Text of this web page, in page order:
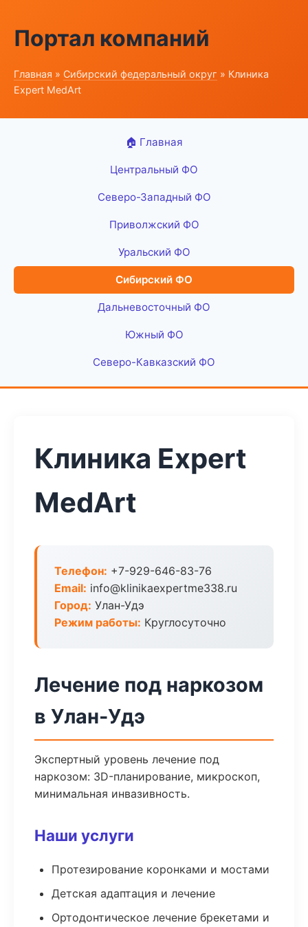
Портал компаний
Главная » Сибирский федеральный округ » Клиника
Expert MedArt
🏠 Главная
Центральный ФО
Северо-Западный ФО
Приволжский ФО
Уральский ФО
Сибирский ФО
Дальневосточный ФО
Южный ФО
Северо-Кавказский ФО
Клиника Expert
MedArt
Телефон: +7-929-646-83-76
Email: info@klinikaexpertme338.ru
Город: Улан-Удэ
Режим работы: Круглосуточно
Лечение под наркозом
в Улан-Удэ
Экспертный уровень лечение под
наркозом: 3D-планирование, микроскоп,
минимальная инвазивность.
Наши услуги
Протезирование коронками и мостами
Детская адаптация и лечение
Ортодонтическое лечение брекетами и